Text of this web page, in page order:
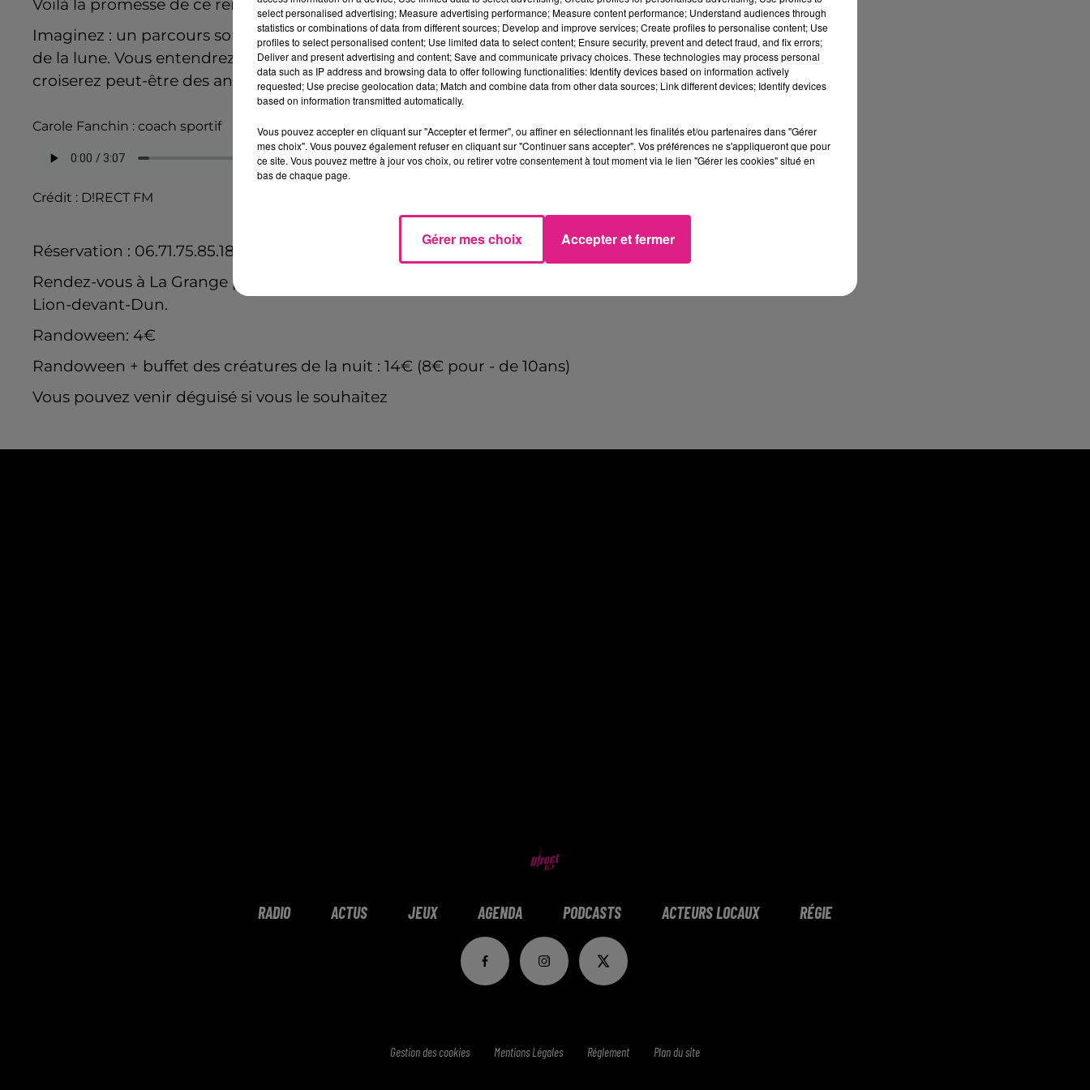
Voilà la promesse de ce rendez-vous pendant les fêtes d’Halloween.
Imaginez : un parcours sombre de8,5 km, éclairé par votre seule lampe frontale et la lueur
de la lune. Vous entendrez peut-être des frissons dans les feuilles mortes, et qui sait, vous
croiserez peut-être des animaux monstrueux pour l'occasion.
Carole Fanchin : coach sportif
Crédit : D!RECT FM
Réservation : 06.71.75.85.18
Rendez-vous à La Grange pour le départ à 16h45 pour le règlement 11 Rue basse à 55110
Lion-devant-Dun.
Randoween: 4€
Randoween + buffet des créatures de la nuit : 14€ (8€ pour - de 10ans)
Vous pouvez venir déguisé si vous le souhaitez
RADIO ACTUS JEUX AGENDA PODCASTS ACTEURS LOCAUX RÉGIE
Gestion des cookies Mentions Légales Réglement Plan du site
select personalised advertising; Measure advertising performance; Measure content performance; Understand audiences through
statistics or combinations of data from different sources; Develop and improve services; Create profiles to personalise content; Use
profiles to select personalised content; Use limited data to select content; Ensure security, prevent and detect fraud, and fix errors;
Deliver and present advertising and content; Save and communicate privacy choices. These technologies may process personal
data such as IP address and browsing data to offer following functionalities: Identify devices based on information actively
requested; Use precise geolocation data; Match and combine data from other data sources; Link different devices; Identify devices
based on information transmitted automatically.
Vous pouvez accepter en cliquant sur "Accepter et fermer", ou affiner en sélectionnant les finalités et/ou partenaires dans "Gérer
mes choix". Vous pouvez également refuser en cliquant sur "Continuer sans accepter". Vos préférences ne s'appliqueront que pour
ce site. Vous pouvez mettre à jour vos choix, ou retirer votre consentement à tout moment via le lien "Gérer les cookies" situé en
bas de chaque page.
Gérer mes choix Accepter et fermer